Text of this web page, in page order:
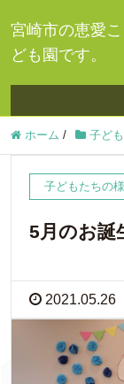
宮崎市の恵愛
ども園です。
ホーム / 子ど
子どもたちの
5月のお誕
2021.05.26